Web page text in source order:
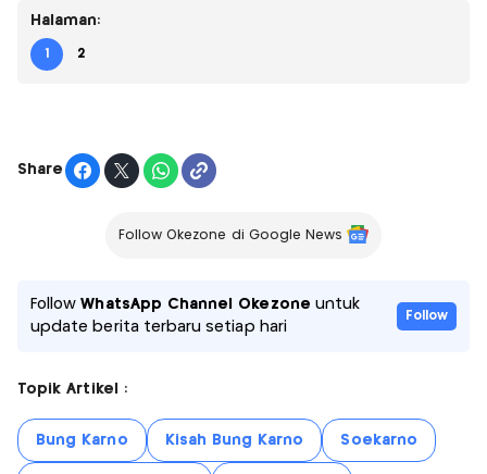
Halaman:
1 2
Share
Follow Okezone di Google News
FollowWhatsApp Channel Okezone untuk
update berita terbaru setiap hari
Follow
Topik Artikel :
Bung Karno Kisah Bung Karno Soekarno